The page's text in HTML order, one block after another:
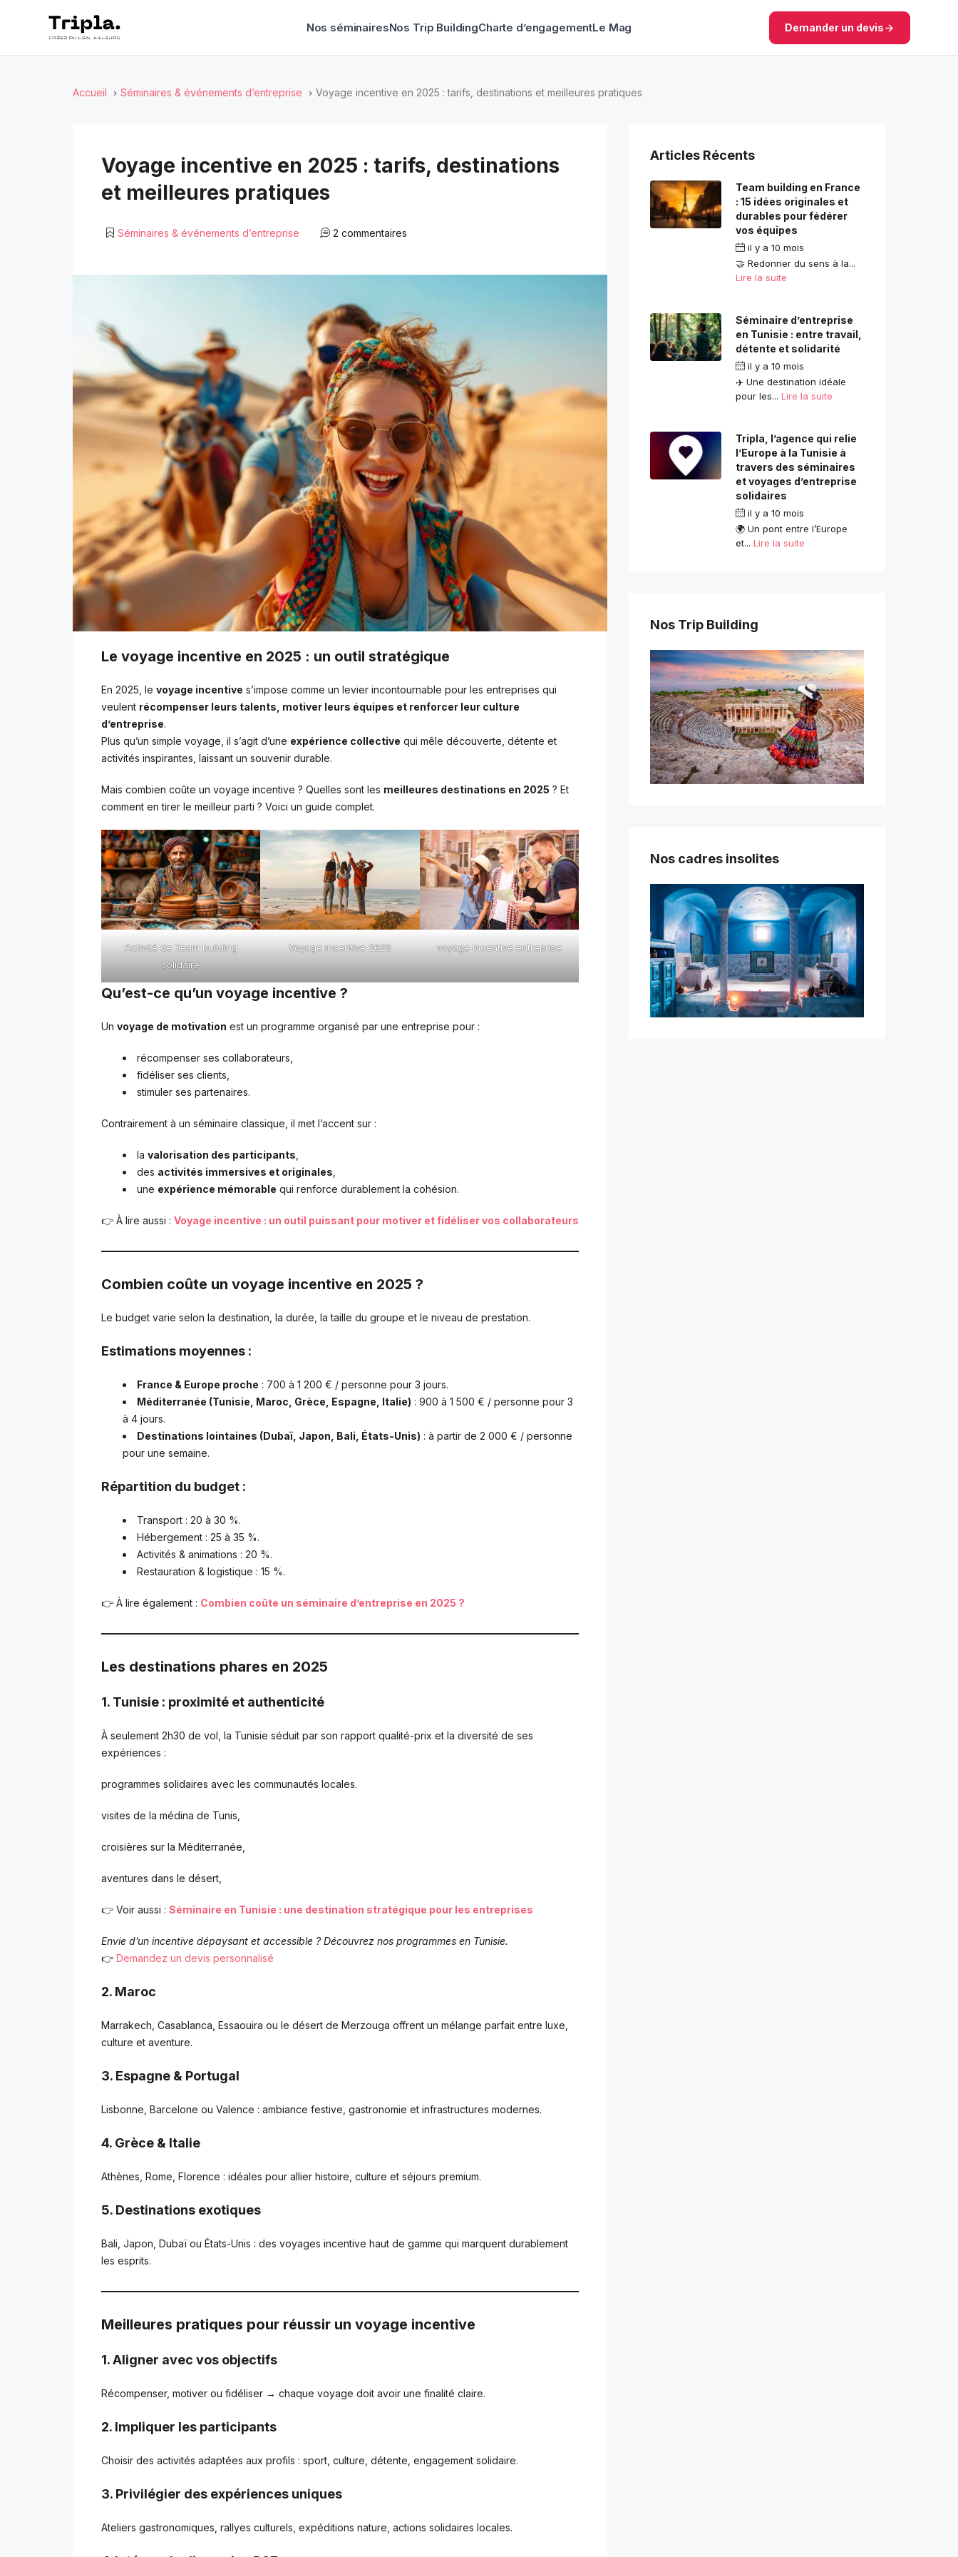
Nos séminairesNos Trip BuildingCharte d’engagementLe Mag Demander un devis
Accueil Séminaires & événements d’entreprise Voyage incentive en 2025 : tarifs, destinations et meilleures pratiques
Voyage incentive en 2025 : tarifs, destinations
et meilleures pratiques
Séminaires & événements d’entreprise 2 commentaires
Le voyage incentive en 2025 : un outil stratégique
En 2025, le voyage incentive s’impose comme un levier incontournable pour les entreprises qui
veulent récompenser leurs talents, motiver leurs équipes et renforcer leur culture
d’entreprise.
Plus qu’un simple voyage, il s’agit d’une expérience collective qui mêle découverte, détente et
activités inspirantes, laissant un souvenir durable.
Mais combien coûte un voyage incentive ? Quelles sont les meilleures destinations en 2025 ? Et
comment en tirer le meilleur parti ? Voici un guide complet.
Activité de Team building
solidaire
Voyage incentive 2025 voyage incentive entreprise
Qu’est-ce qu’un voyage incentive ?
Un voyage de motivation est un programme organisé par une entreprise pour :
récompenser ses collaborateurs,
fidéliser ses clients,
stimuler ses partenaires.
Contrairement à un séminaire classique, il met l’accent sur :
la valorisation des participants
des activités immersives et originales
une expérience mémorable qui renforce durablement la cohésion.
👉 À lire aussi : Voyage incentive : un outil puissant pour motiver et fidéliser vos collaborateurs
Combien coûte un voyage incentive en 2025 ?
Le budget varie selon la destination, la durée, la taille du groupe et le niveau de prestation.
Estimations moyennes :
France & Europe proche : 700 à 1 200 € / personne pour 3 jours.
Méditerranée (Tunisie, Maroc, Grèce, Espagne, Italie) : 900 à 1 500 € / personne pour 3
à 4 jours.
Destinations lointaines (Dubaï, Japon, Bali, États-Unis) : à partir de 2 000 € / personne
pour une semaine.
Répartition du budget :
Transport : 20 à 30 %.
Hébergement : 25 à 35 %.
Activités & animations : 20 %.
Restauration & logistique : 15 %.
👉 À lire également : Combien coûte un séminaire d’entreprise en 2025 ?
Les destinations phares en 2025
1. Tunisie : proximité et authenticité
À seulement 2h30 de vol, la Tunisie séduit par son rapport qualité-prix et la diversité de ses
expériences :
programmes solidaires avec les communautés locales.
visites de la médina de Tunis,
croisières sur la Méditerranée,
aventures dans le désert,
👉 Voir aussi : Séminaire en Tunisie : une destination stratégique pour les entreprises
Envie d’un incentive dépaysant et accessible ? Découvrez nos programmes en Tunisie.
👉 Demandez un devis personnalisé
2. Maroc
Marrakech, Casablanca, Essaouira ou le désert de Merzouga offrent un mélange parfait entre luxe,
culture et aventure.
3. Espagne & Portugal
Lisbonne, Barcelone ou Valence : ambiance festive, gastronomie et infrastructures modernes.
4. Grèce & Italie
Athènes, Rome, Florence : idéales pour allier histoire, culture et séjours premium.
5. Destinations exotiques
Bali, Japon, Dubaï ou États-Unis : des voyages incentive haut de gamme qui marquent durablement
les esprits.
Meilleures pratiques pour réussir un voyage incentive
1. Aligner avec vos objectifs
Récompenser, motiver ou fidéliser → chaque voyage doit avoir une finalité claire.
2. Impliquer les participants
Choisir des activités adaptées aux profils : sport, culture, détente, engagement solidaire.
3. Privilégier des expériences uniques
Ateliers gastronomiques, rallyes culturels, expéditions nature, actions solidaires locales.
Articles Récents
Team building en France
: 15 idées originales et
durables pour fédérer
vos équipes
il y a 10 mois
🤝 Redonner du sens à la...
Lire la suite
Séminaire d’entreprise
en Tunisie : entre travail,
détente et solidarité
il y a 10 mois
✈️ Une destination idéale
pour les... Lire la suite
Tripla, l’agence qui relie
l’Europe à la Tunisie à
travers des séminaires
et voyages d’entreprise
solidaires
il y a 10 mois
🌍 Un pont entre l’Europe
et... Lire la suite
Nos Trip Building
Nos cadres insolites